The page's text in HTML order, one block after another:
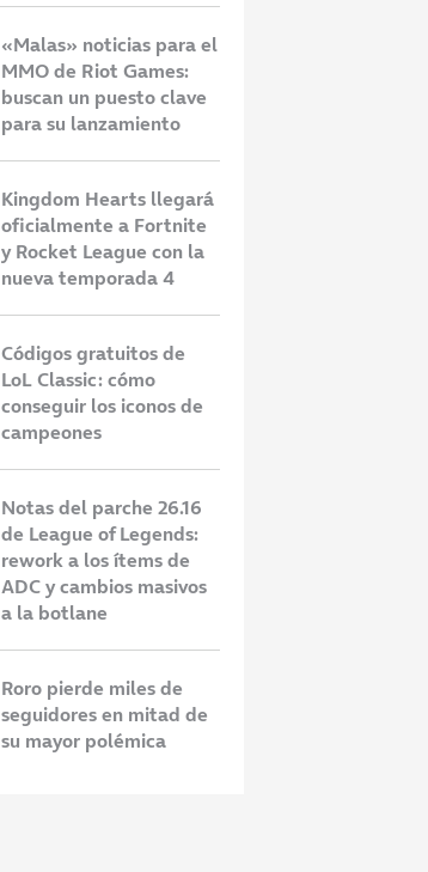
«Malas» noticias para el
MMO de Riot Games:
buscan un puesto clave
para su lanzamiento
Kingdom Hearts llegará
oficialmente a Fortnite
y Rocket League con la
nueva temporada 4
Códigos gratuitos de
LoL Classic: cómo
conseguir los iconos de
campeones
Notas del parche 26.16
de League of Legends:
rework a los ítems de
ADC y cambios masivos
a la botlane
Roro pierde miles de
seguidores en mitad de
su mayor polémica